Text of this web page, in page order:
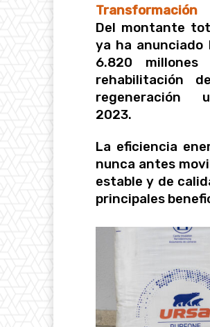
Del montante
ya ha anunciado
6.820
rehabilitación
regeneración
2023.
La eficiencia
nunca antes
estable y de
principales